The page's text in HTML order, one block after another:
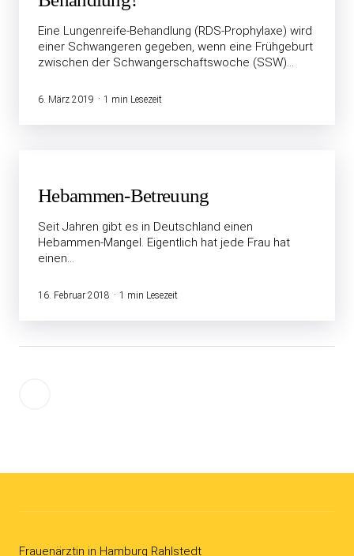
Eine Lungenreife-Behandlung (RDS-Prophylaxe) wird
einer Schwangeren gegeben, wenn eine Frühgeburt
zwischen der Schwangerschaftswoche (SSW)…
6. März 2019 1 min Lesezeit
Hebammen-Betreuung
Seit Jahren gibt es in Deutschland einen
Hebammen-Mangel. Eigentlich hat jede Frau hat
einen…
16. Februar 2018 1 min Lesezeit
Frauenärztin in Hamburg Rahlstedt